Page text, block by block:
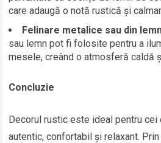
care adaugă o notă rustică și
Felinare metalice sau din
sau lemn pot fi folosite pentru a
mesele, creând o atmosferă caldă
Concluzie
Decorul rustic este ideal pentru
autentic, confortabil și relaxant.